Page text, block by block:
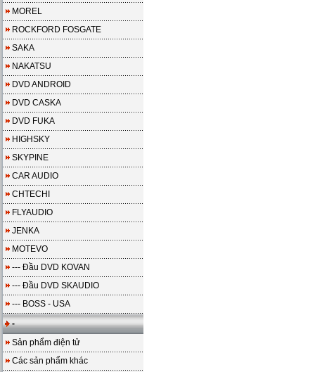
MOREL
ROCKFORD FOSGATE
SAKA
NAKATSU
DVD ANDROID
DVD CASKA
DVD FUKA
HIGHSKY
SKYPINE
CAR AUDIO
CHTECHI
FLYAUDIO
JENKA
MOTEVO
--- Đầu DVD KOVAN
--- Đầu DVD SKAUDIO
--- BOSS - USA
-
Sản phẩm điện tử
Các sản phẩm khác